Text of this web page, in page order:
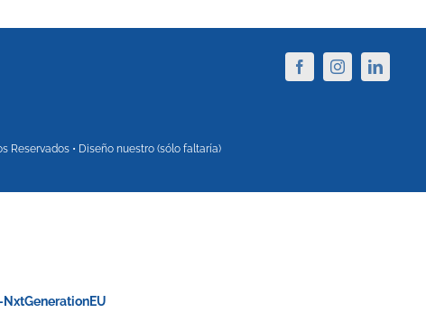
Reservados • Diseño nuestro (sólo faltaría)